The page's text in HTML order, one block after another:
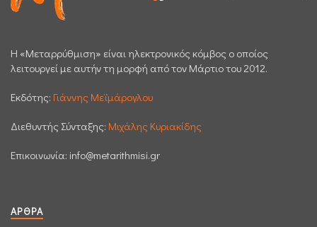
H «Μεταρρύθμιση» είναι ηλεκτρονικός κόμβος ο οποίος
λειτουργεί με αυτήν τη μορφή από τον Μάρτιο του 2012.
Εκδότης: Γιάννης Μεϊμάρογλου
Διεθυντής Σύνταξης: Μιχάλης Κυριακίδης
Επικοινωνία: info@metarithmisi.gr
ΆΡΘΡΑ